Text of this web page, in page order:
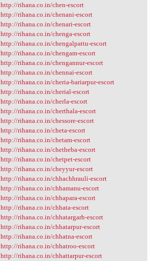
http://rihana.co.in/chen-escort
http://rihana.co.in/chenani-escort
http://rihana.co.in/chenari-escort
http://rihana.co.in/chenga-escort
http://rihana.co.in/chengalpattu-escort
http://rihana.co.in/chengam-escort
http://rihana.co.in/chengannur-escort
http://rihana.co.in/chennai-escort
http://rihana.co.in/cheria-bariarpur-escort
http://rihana.co.in/cherial-escort
http://rihana.co.in/cherla-escort
http://rihana.co.in/cherthala-escort
http://rihana.co.in/chessore-escort
http://rihana.co.in/cheta-escort
http://rihana.co.in/chetam-escort
http://rihana.co.in/chetheba-escort
http://rihana.co.in/chetpet-escort
http://rihana.co.in/cheyyur-escort
http://rihana.co.in/chhachhrauli-escort
http://rihana.co.in/chhamanu-escort
http://rihana.co.in/chhapara-escort
http://rihana.co.in/chhata-escort
http://rihana.co.in/chhatargarh-escort
http://rihana.co.in/chhatarpur-escort
http://rihana.co.in/chhatna-escort
http://rihana.co.in/chhatroo-escort
http://rihana.co.in/chhattarpur-escort